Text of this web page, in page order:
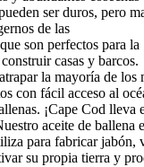
ser duros, pero
de las
son perfectos para la
casas y barcos.
la mayoría de los
con fácil acceso al
¡Cape Cod lleva
aceite de ballena
para fabricar jabón,
su propia tierra y